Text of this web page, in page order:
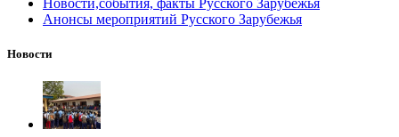
Анонсы мероприятий Русского Зарубежья
Новости